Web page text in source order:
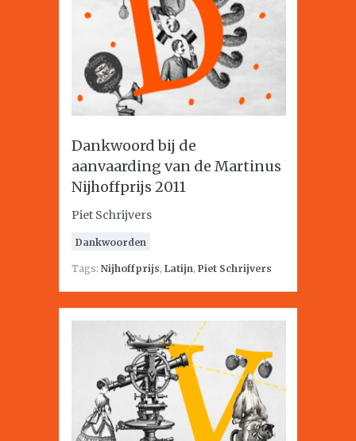
Dankwoord bij de
aanvaarding van de Martinus
Nijhoffprijs 2011
Piet Schrijvers
Dankwoorden
Tags: Nijhoffprijs, Latijn, Piet Schrijvers